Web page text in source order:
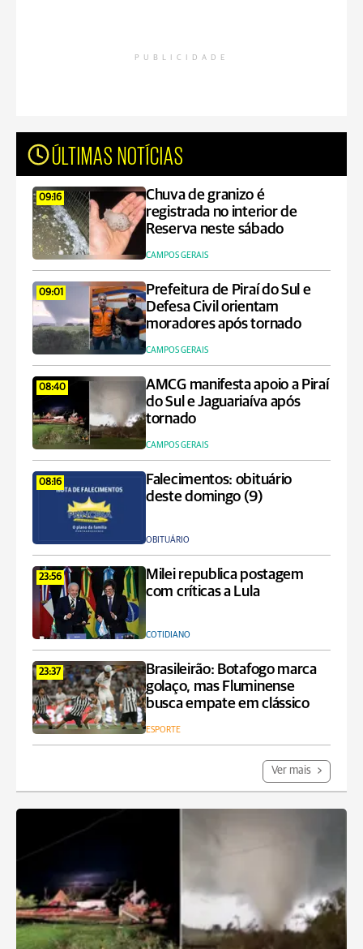
PUBLICIDADE
ÚLTIMAS NOTÍCIAS
09:16
Chuva de granizo é
registrada no interior de
Reserva neste sábado
CAMPOS GERAIS
09:01
Prefeitura de Piraí do Sul e
Defesa Civil orientam
moradores após tornado
CAMPOS GERAIS
08:40
AMCG manifesta apoio a Piraí
do Sul e Jaguariaíva após
tornado
CAMPOS GERAIS
08:16
Falecimentos: obituário
deste domingo (9)
OBITUÁRIO
23:56
Milei republica postagem
com críticas a Lula
COTIDIANO
23:37
Brasileirão: Botafogo marca
golaço, mas Fluminense
busca empate em clássico
ESPORTE
Ver mais